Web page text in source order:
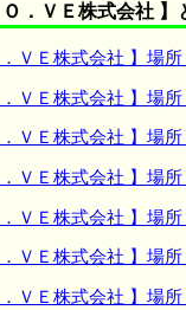
．ＶＥ株式会社 】
ＶＥ株式会社 】場
ＶＥ株式会社 】場
ＶＥ株式会社 】場
ＶＥ株式会社 】場
ＶＥ株式会社 】場
ＶＥ株式会社 】場
ＶＥ株式会社 】場